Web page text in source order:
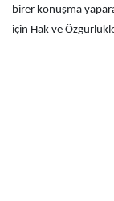
birer konuşma
için Hak ve